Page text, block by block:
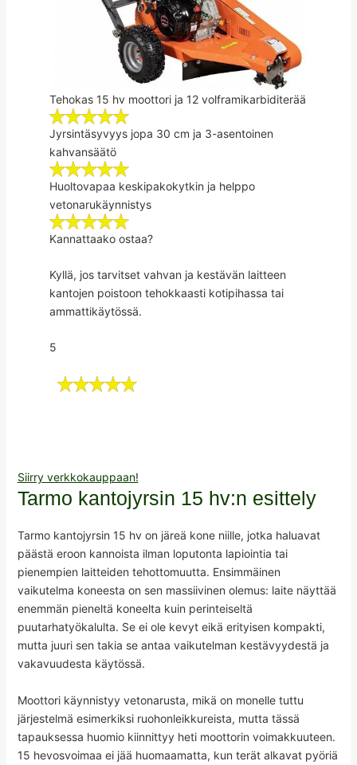
Tehokas 15 hv moottori ja 12 volframikarbiditerää
Jyrsintäsyvyys jopa 30 cm ja 3-asentoinen
kahvansäätö
Huoltovapaa keskipakokytkin ja helppo
vetonarukäynnistys
Kannattaako ostaa?
Kyllä, jos tarvitset vahvan ja kestävän laitteen
kantojen poistoon tehokkaasti kotipihassa tai
ammattikäytössä.
5
Siirry verkkokauppaan!
Tarmo kantojyrsin 15 hv:n esittely
Tarmo kantojyrsin 15 hv on järeä kone niille, jotka haluavat
päästä eroon kannoista ilman loputonta lapiointia tai
pienempien laitteiden tehottomuutta. Ensimmäinen
vaikutelma koneesta on sen massiivinen olemus: laite näyttää
enemmän pieneltä koneelta kuin perinteiseltä
puutarhatyökalulta. Se ei ole kevyt eikä erityisen kompakti,
mutta juuri sen takia se antaa vaikutelman kestävyydestä ja
vakavuudesta käytössä.
Moottori käynnistyy vetonarusta, mikä on monelle tuttu
järjestelmä esimerkiksi ruohonleikkureista, mutta tässä
tapauksessa huomio kiinnittyy heti moottorin voimakkuuteen.
15 hevosvoimaa ei jää huomaamatta, kun terät alkavat pyöriä